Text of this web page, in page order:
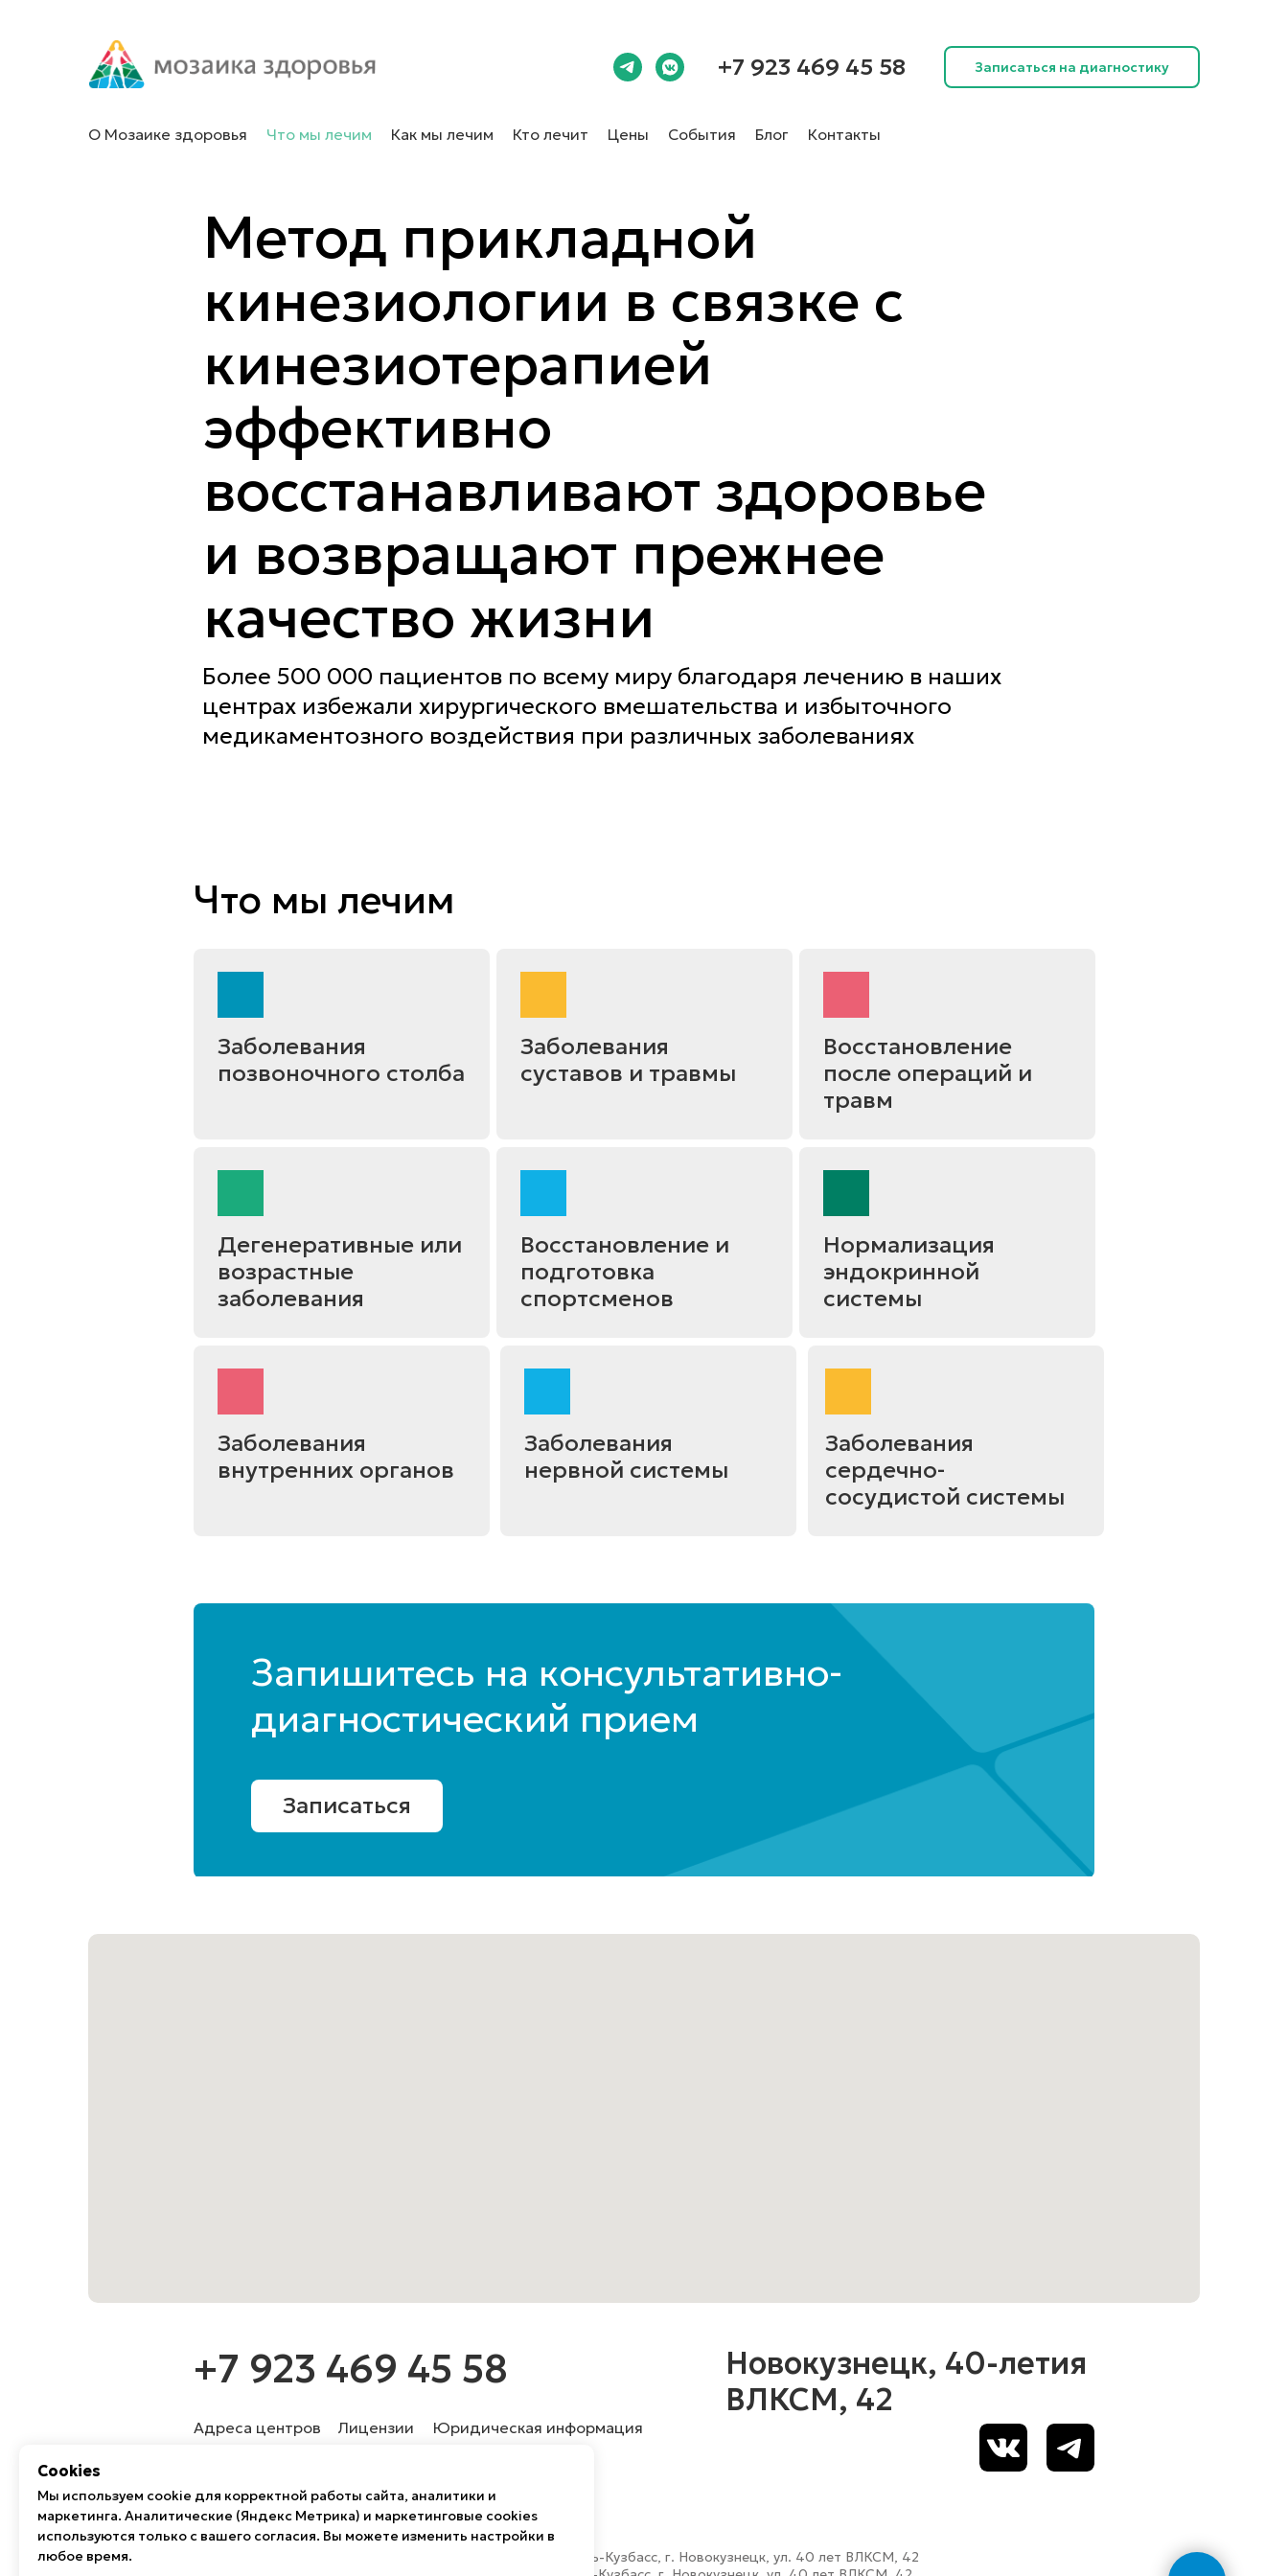
+7 923 469 45 58 Записаться на диагностику
О Мозаике здоровья Что мы лечим Как мы лечим Кто лечит Цены События Блог Контакты
Метод прикладной
кинезиологии в связке с
кинезиотерапией
эффективно
восстанавливают здоровье
и возвращают прежнее
качество жизни
Более 500 000 пациентов по всему миру благодаря лечению в наших
центрах избежали хирургического вмешательства и избыточного
медикаментозного воздействия при различных заболеваниях
Заболевания
суставов и травмы
Заболевания
позвоночного столба
Восстановление
после операций и
травм
Дегенеративные или
возрастные
заболевания
Что мы лечим
Восстановление и
подготовка
спортсменов
Нормализация
эндокринной
системы
Заболевания
нервной системы
Заболевания
сердечно-
сосудистой системы
Заболевания
внутренних органов
Запишитесь на консультативно-
диагностический прием
Записаться
+7 923 469 45 58
Адреса центров Лицензии Юридическая информация
© Центр восстановительной медицины «Мозаика
здоровья»
ООО «Здоровье» ИНН 4 253 055 632
Юридический адрес: 654 038, Россия, Кемеровская область-Кузбасс, г. Новокузнецк, ул. 40 лет ВЛКСМ, 42
Новокузнецк, 40-летия
ВЛКСМ, 42
Сookies
Мы используем cookie для корректной работы сайта, аналитики и
маркетинга. Аналитические (Яндекс Метрика) и маркетинговые cookies
используются только с вашего согласия. Вы можете изменить настройки в
любое время.